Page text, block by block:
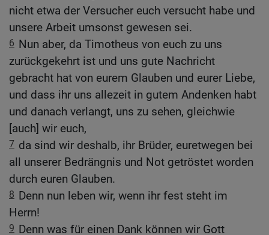
nicht etwa der Versucher euch versucht habe und
unsere Arbeit umsonst gewesen sei.
6 Nun aber, da Timotheus von euch zu uns
zurückgekehrt ist und uns gute Nachricht
gebracht hat von eurem Glauben und eurer Liebe,
und dass ihr uns allezeit in gutem Andenken habt
und danach verlangt, uns zu sehen, gleichwie
[auch] wir euch,
7 da sind wir deshalb, ihr Brüder, euretwegen bei
all unserer Bedrängnis und Not getröstet worden
durch euren Glauben.
8 Denn nun leben wir, wenn ihr fest steht im
Herrn!
9 Denn was für einen Dank können wir Gott